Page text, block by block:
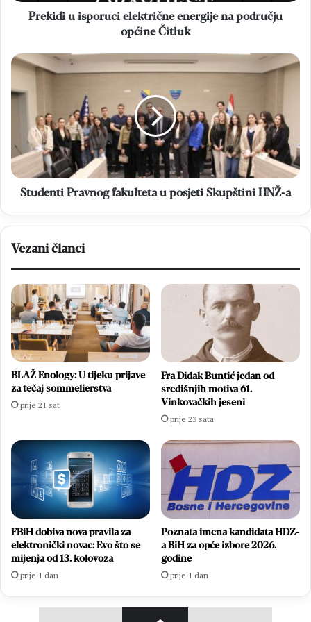
Prekidi u isporuci električne energije na području
općine Čitluk
Studenti
Pravnog
fakulteta
posjeti
Skupštini
HNŽ-
a
Studenti Pravnog fakulteta u posjeti Skupštini HNŽ-a
Vezani članci
BLAŽ Enology: U tijeku prijave
za tečaj sommelierstva
prije 21 sat
Fra Didak Buntić jedan od
središnjih motiva 61.
Vinkovačkih jeseni
prije 23 sata
FBiH dobiva nova pravila za
elektronički novac: Evo što se
mijenja od 13. kolovoza
prije 1 dan
Poznata imena kandidata HDZ-
a BiH za opće izbore 2026.
godine
prije 1 dan